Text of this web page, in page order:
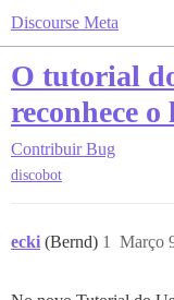
Discourse Meta
O tutorial
reconhece
Contribuir Bug
discobot
ecki (Bernd) Março
1